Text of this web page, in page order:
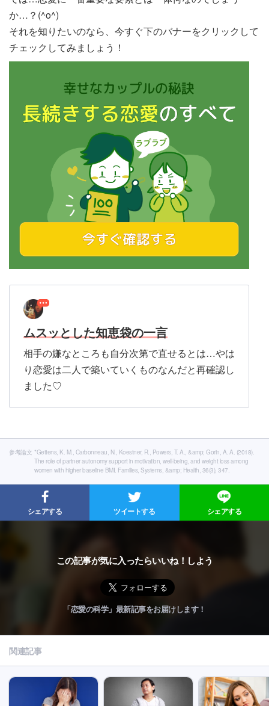
か…？(^o^)
それを知りたいのなら、今すぐ下のバナーをクリックして
チェックしてみましょう！
ムスッとした知恵袋の一言
相手の嫌なところも自分次第で直せるとは…やは
り恋愛は二人で築いていくものなんだと再確認し
ました♡
参考論文 *Gettens, K. M., Carbonneau, N., Koestner, R., Powers, T. A., &amp; Gorin, A. A. (2018).
The role of partner autonomy support in motivation, well-being, and weight loss among
women with higher baseline BMI. Families, Systems, &amp; Health, 36(3), 347.
シェアする ツイートする シェアする
この記事が気に入ったらいいね！しよう
「恋愛の科学」最新記事をお届けします！
関連記事